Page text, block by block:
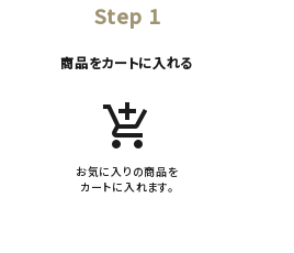
Step 1
商品をカートに入れる
add_shopping_cart
お気に入りの商品を
カートに入れます。